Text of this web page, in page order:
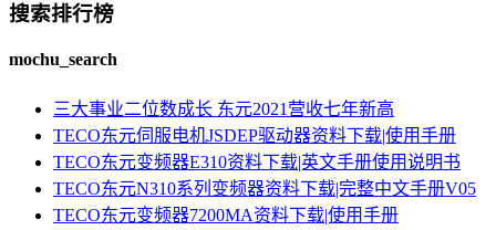
搜索排行榜
mochu_search
三大事业二位数成长 东元2021营收七年新高
TECO东元伺服电机JSDEP驱动器资料下载|使用手册
TECO东元变频器E310资料下载|英文手册使用说明书
TECO东元N310系列变频器资料下载|完整中文手册V05
TECO东元变频器7200MA资料下载|使用手册